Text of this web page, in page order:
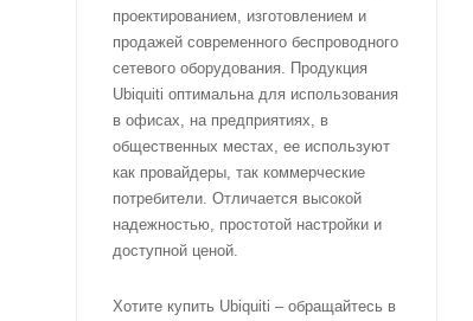
проектированием, изготовлением и
продажей современного беспроводного
сетевого оборудования. Продукция
Ubiquiti оптимальна для использования
в офисах, на предприятиях, в
общественных местах, ее используют
как провайдеры, так коммерческие
потребители. Отличается высокой
надежностью, простотой настройки и
доступной ценой.
Хотите купить Ubiquiti – обращайтесь в